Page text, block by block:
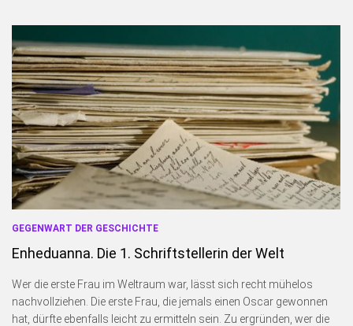
GEGENWART DER GESCHICHTE
Enheduanna. Die 1. Schriftstellerin der Welt
Wer die erste Frau im Weltraum war, lässt sich recht mühelos
nachvollziehen. Die erste Frau, die jemals einen Oscar gewonnen
hat, dürfte ebenfalls leicht zu ermitteln sein. Zu ergründen, wer die